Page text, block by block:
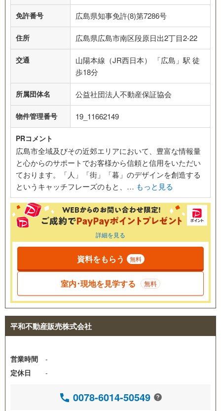
免許番号 広島県知事免許(8)第7286号
住所 広島県広島市南区段原日出2丁目2-22
交通
山陽本線（JR西日本） 「広島」駅 徒
歩18分
所属団体名 公益社団法人不動産保証協会
物件管理番号 19_11662149
PRコメント
広島市全域及びその近郊エリアにおいて、豊富な情報量
と心からのサポートでお客様から信頼と信用をいただい
ております。「人」「街」「暮」のデザインを創造する
というキャッチフレーズのもと、… もっと見る
詳細を見る
資料をもらう 無料
室内･現地を見学する 無料
平和不動産販売株式会社
営業時間
-
定休日
-
0078-6014-50549